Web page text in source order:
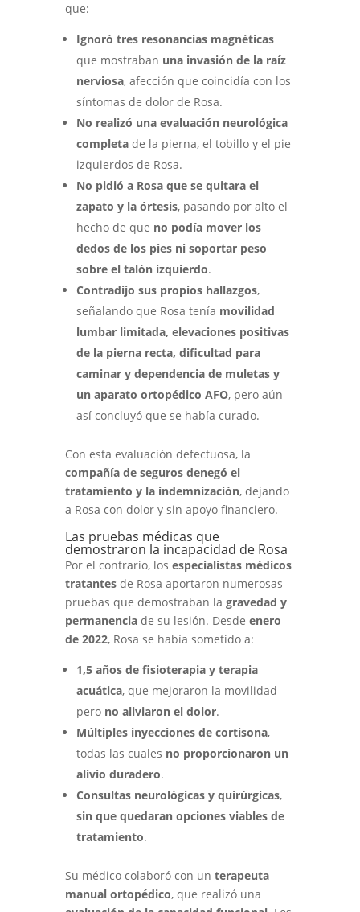
que:
Ignoró tres resonancias magnéticas
que mostraban una invasión de la raíz
nerviosa, afección que coincidía con los
síntomas de dolor de Rosa.
No realizó una evaluación neurológica
completade la pierna, el tobillo y el pie
izquierdos de Rosa.
No pidió a Rosa que se quitara el
zapato y la órtesis, pasando por alto el
hecho de que no podía mover los
dedos de los pies ni soportar peso
sobre el talón izquierdo.
Contradijo sus propios hallazgos,
señalando que Rosa tenía movilidad
lumbar limitada, elevaciones positivas
de la pierna recta, dificultad para
caminar y dependencia de muletas y
un aparato ortopédico AFO, pero aún
así concluyó que se había curado.
Con esta evaluación defectuosa, la
compañía de seguros denegó el
tratamiento y la indemnización, dejando
a Rosa con dolor y sin apoyo financiero.
Las pruebas médicas que
demostraron la incapacidad de Rosa
Por el contrario, los especialistas médicos
tratantesde Rosa aportaron numerosas
pruebas que demostraban la gravedad y
permanenciade su lesión. Desde enero
de 2022, Rosa se había sometido a:
1,5 años de fisioterapia y terapia
acuática, que mejoraron la movilidad
pero no aliviaron el dolor.
Múltiples inyecciones de cortisona,
todas las cuales no proporcionaron un
alivio duradero.
Consultas neurológicas y quirúrgicas,
sin que quedaran opciones viables de
tratamiento.
Su médico colaboró con un terapeuta
manual ortopédico, que realizó una